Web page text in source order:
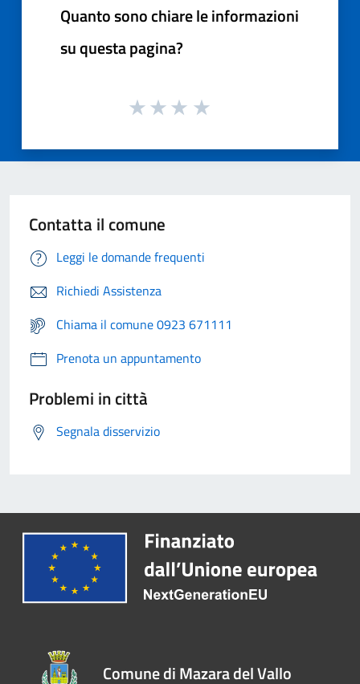
Quanto sono chiare le informazioni
su questa pagina?
Contatta il comune
Leggi le domande frequenti
Richiedi Assistenza
Chiama il comune 0923 671111
Prenota un appuntamento
Problemi in città
Segnala disservizio
Comune di Mazara del Vallo